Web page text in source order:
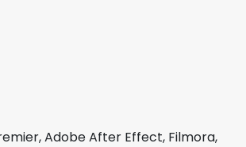
Adobe After Effect, Filmora,